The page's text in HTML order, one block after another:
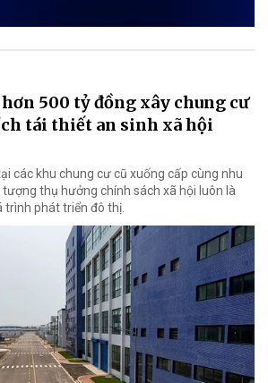
500 tỷ đồng xây chung cư
tái thiết an sinh xã hội
các khu chung cư cũ xuống cấp cùng nhu
thụ hưởng chính sách xã hội luôn là
trình phát triển đô thị.